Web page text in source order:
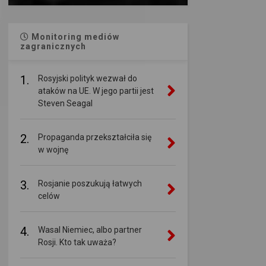
Monitoring mediów
zagranicznych
1.
Rosyjski polityk wezwał do
ataków na UE. W jego partii jest
Steven Seagal
2.
Propaganda przekształciła się
w wojnę
3.
Rosjanie poszukują łatwych
celów
4.
Wasal Niemiec, albo partner
Rosji. Kto tak uważa?